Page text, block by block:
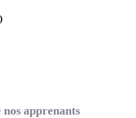
nos apprenants